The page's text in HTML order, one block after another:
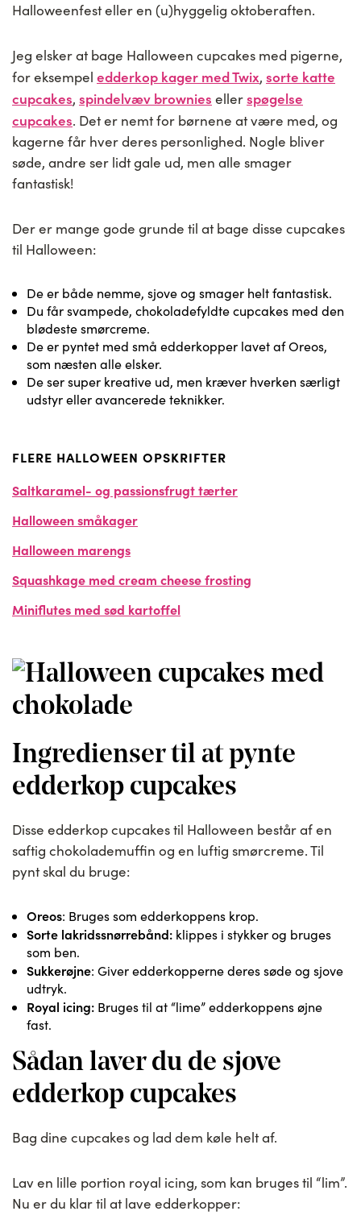
Halloweenfest eller en (u)hyggelig oktoberaften.
Jeg elsker at bage Halloween cupcakes med pigerne,
for eksempel edderkop kager med Twix, sorte katte
cupcakes, spindelvæv brownies ellerspøgelse
cupcakes. Det er nemt for børnene at være med, og
kagerne får hver deres personlighed. Nogle bliver
søde, andre ser lidt gale ud, men alle smager
fantastisk!
Der er mange gode grunde til at bage disse cupcakes
til Halloween:
De er både nemme, sjove og smager helt fantastisk.
Du får svampede, chokoladefyldte cupcakes med den
blødeste smørcreme.
De er pyntet med små edderkopper lavet af Oreos,
som næsten alle elsker.
De ser super kreative ud, men kræver hverken særligt
udstyr eller avancerede teknikker.
FLERE HALLOWEEN OPSKRIFTER
Saltkaramel- og passionsfrugt tærter
Halloween småkager
Halloween marengs
Squashkage med cream cheese frosting
Miniflutes med sød kartoffel
Ingredienser til at pynte
edderkop cupcakes
Disse edderkop cupcakes til Halloween består af en
saftig chokolademuffin og en luftig smørcreme. Til
pynt skal du bruge:
Oreos: Bruges som edderkoppens krop.
Sorte lakridssnørrebånd:klippes i stykker og bruges
som ben.
Sukkerøjne: Giver edderkopperne deres søde og sjove
udtryk.
Royal icing:Bruges til at “lime” edderkoppens øjne
fast.
Sådan laver du de sjove
edderkop cupcakes
Bag dine cupcakes og lad dem køle helt af.
Lav en lille portion royal icing, som kan bruges til “lim”.
Nu er du klar til at lave edderkopper: